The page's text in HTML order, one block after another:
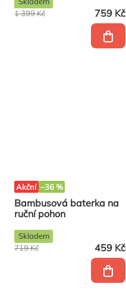
759 Kč
1 399 Kč
Akční –36 %
Bambusová baterka na
ruční pohon
459 Kč
719 Kč
Skladem